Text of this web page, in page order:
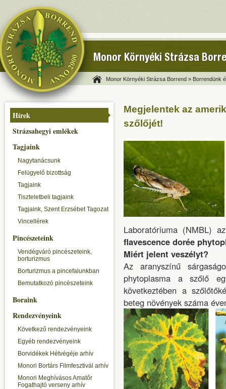
Monor Környéki Strázsa
Monor Környéki Strázsa Borrend » Borrendünk
Hírek
Strázsahegyi emlékek
Tagjaink
Nagytanácsunk
Felügyelő bizottság
Tagjaink
Tiszteletbeli tagjaink
Tagjaink, Szent Erzsébet Tagozat
Vincellérek
Pincészeteink
Vendégváró pincészeteink,
borturizmus
Borturizmus a pincefalunkban
Bemutatkozó pincészeteink
Boraink
Rendezvényeink
Következő rendezvényeink
Egyéb rendezvényeink
Borvidékek Hétvégéje arhív
Monori Bortárs Filmfesztivál arhív
Monori Meghívásos Amatőr
Fogathajtó verseny arhív
Megjelentek az
szőlőjét!
Laboratóriuma (NMBL)
flavescence dorée
Miért jelent veszélyt?
Az aranyszínű
phytoplasma a szőlő
következtében a
beteg növények száma